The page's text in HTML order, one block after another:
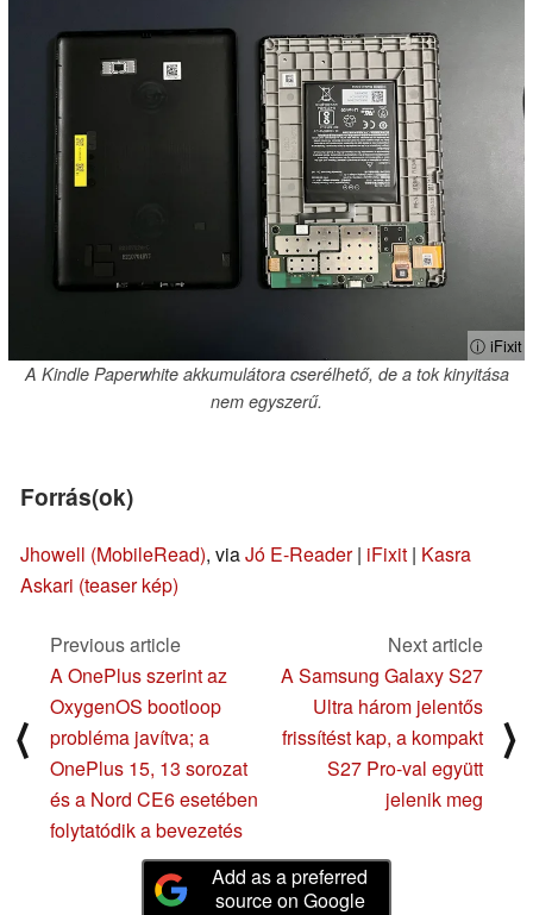
ⓘ iFixit
A Kindle Paperwhite akkumulátora cserélhető, de a tok kinyitása
nem egyszerű.
Forrás(ok)
Jhowell (MobileRead), viaJó E-Reader| iFixit | Kasra
Askari (teaser kép)
⟨
Previous article
A OnePlus szerint az
OxygenOS bootloop
probléma javítva; a
OnePlus 15, 13 sorozat
és a Nord CE6 esetében
folytatódik a bevezetés
Next article
A Samsung Galaxy S27
Ultra három jelentős
frissítést kap, a kompakt
S27 Pro-val együtt
jelenik meg
⟩
Add as a preferred
source on Google